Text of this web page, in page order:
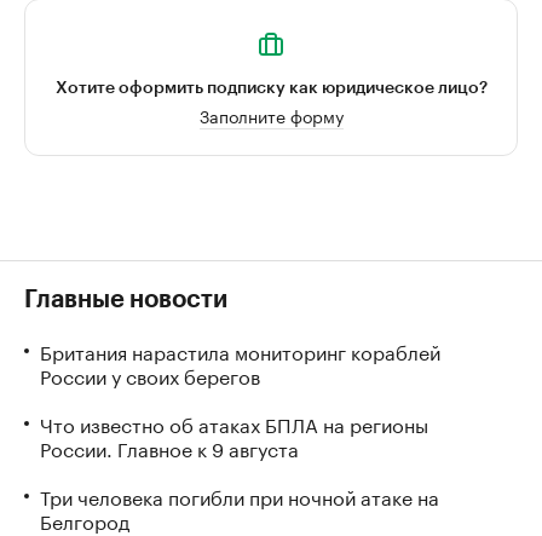
Хотите оформить подписку как юридическое лицо?
Заполните форму
Главные новости
Британия нарастила мониторинг кораблей
России у своих берегов
Что известно об атаках БПЛА на регионы
России. Главное к 9 августа
Три человека погибли при ночной атаке на
Белгород